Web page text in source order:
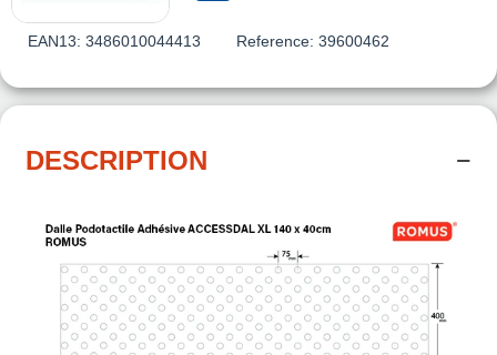
EAN13: 3486010044413 Reference: 39600462
DESCRIPTION